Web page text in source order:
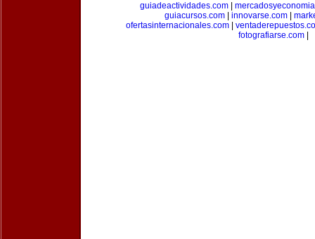
guiadeactividades.com|
guiacursos.com| innovarse.com|
ofertasinternacionales.com|
fotografiarse.com